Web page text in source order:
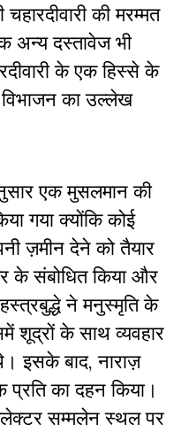
की मरम्मत
अन्य दस्तावेज भी
के एक हिस्से के
का उल्लेख
एक मुसलमान की
गया क्योंकि कोई
ज़मीन देने को तैयार
के संबोधित किया और
ने मनुस्मृति के
शूद्रों के साथ व्यवहार
इसके बाद, नाराज़
प्रति का दहन किया।
सम्मलेन स्थल पर